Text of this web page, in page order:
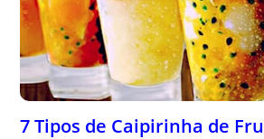
7 Tipos de Caipirinha de